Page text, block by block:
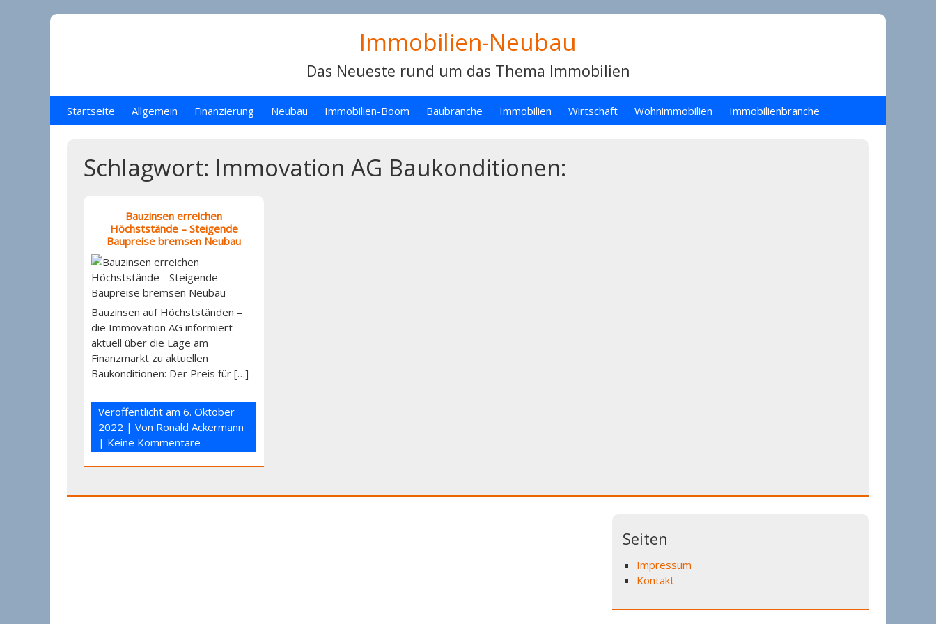
Immobilien-Neubau
Das Neueste rund um das Thema Immobilien
Startseite Allgemein Finanzierung Neubau Immobilien-Boom Baubranche Immobilien Wirtschaft Wohnimmobilien Immobilienbranche
Schlagwort: Immovation AG Baukonditionen:
Bauzinsen erreichen
Höchststände – Steigende
Baupreise bremsen Neubau
Bauzinsen auf Höchstständen –
die Immovation AG informiert
aktuell über die Lage am
Finanzmarkt zu aktuellen
Baukonditionen: Der Preis für […]
Veröffentlicht am6. Oktober
2022 | Von Ronald Ackermann
| Keine Kommentare
Seiten
Impressum
Kontakt